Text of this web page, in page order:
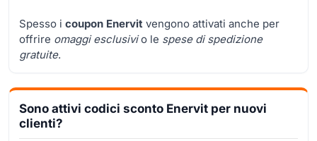
Spesso i coupon Enervit vengono attivati anche per
offrire omaggi esclusivio le spese di spedizione
gratuite.
Sono attivi codici sconto Enervit per nuovi
clienti?